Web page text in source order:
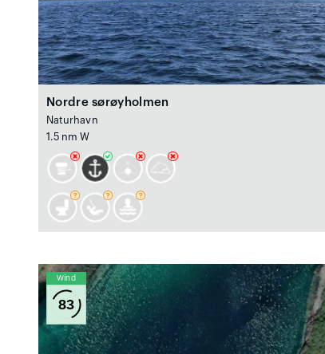
Nordre sørøyholmen
Naturhavn
1.5 nm W
Wind
83